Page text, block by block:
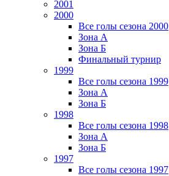
2001
2000
Все голы сезона 2000
Зона А
Зона Б
Финальный турнир
1999
Все голы сезона 1999
Зона А
Зона Б
1998
Все голы сезона 1998
Зона А
Зона Б
1997
Все голы сезона 1997